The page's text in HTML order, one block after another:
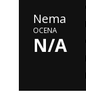
Nema
OCENA
N/A